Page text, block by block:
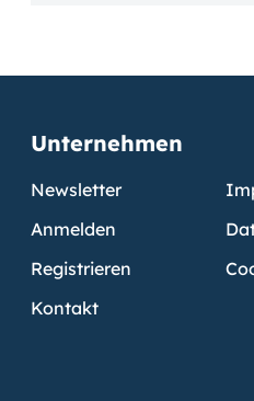
Unternehmen
Newsletter
Anmelden
Registrieren
Kontakt